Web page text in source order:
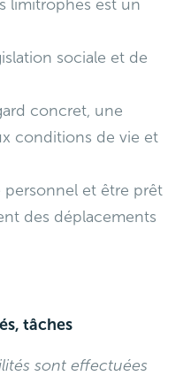
limitrophes est un
sociale et de
concret, une
conditions de vie et
personnel et être prêt
des déplacements
tâches
sont effectuées